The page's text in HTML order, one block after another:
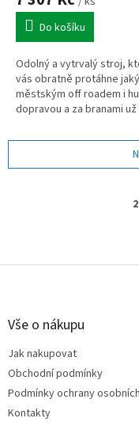
Do košíku
Odolný a vytrvalý stroj,
vás obratně protáhne
městským off roadem i
dopravou a za branami
Z
Vše o nákupu
Jak nakupovat
Obchodní podmínky
Podmínky ochrany
Kontakty